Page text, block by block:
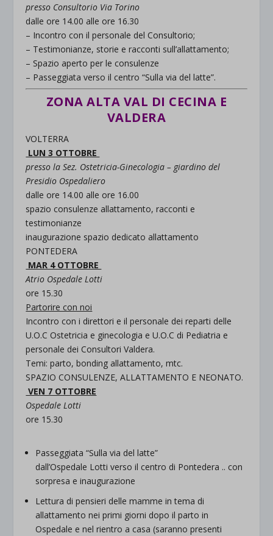
presso Consultorio Via Torino
dalle ore 14.00 alle ore 16.30
– Incontro con il personale del Consultorio;
– Testimonianze, storie e racconti sull’allattamento;
– Spazio aperto per le consulenze
– Passeggiata verso il centro “Sulla via del latte”.
ZONA ALTA VAL DI CECINA E
VALDERA
VOLTERRA
LUN 3 OTTOBRE
presso la Sez. Ostetricia-Ginecologia – giardino del
Presidio Ospedaliero
dalle ore 14.00 alle ore 16.00
spazio consulenze allattamento, racconti e
testimonianze
inaugurazione spazio dedicato allattamento
PONTEDERA
MAR 4 OTTOBRE
Atrio Ospedale Lotti
ore 15.30
Partorire con noi
Incontro con i direttori e il personale dei reparti delle
U.O.C Ostetricia e ginecologia e U.O.C di Pediatria e
personale dei Consultori Valdera.
Temi: parto, bonding allattamento, mtc.
SPAZIO CONSULENZE, ALLATTAMENTO E NEONATO.
VEN 7 OTTOBRE
Ospedale Lotti
ore 15.30
Passeggiata “Sulla via del latte”
dall’Ospedale Lotti verso il centro di Pontedera .. con
sorpresa e inaugurazione
Lettura di pensieri delle mamme in tema di
allattamento nei primi giorni dopo il parto in
Ospedale e nel rientro a casa (saranno presenti